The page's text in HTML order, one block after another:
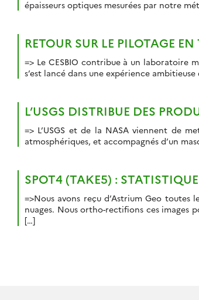
épaisseurs optiques mesurées par notre
RETOUR SUR LE PILOTAGE
=> Le CESBIO contribue à un laboratoire
s’est lancé dans une expérience
L’USGS DISTRIBUE DES
=> L’USGS et de la NASA viennent de
atmosphériques, et accompagnés d’un
SPOT4 (TAKE5) :
=>Nous avons reçu d’Astrium Geo toutes
nuages. Nous ortho-rectifions ces
[…]